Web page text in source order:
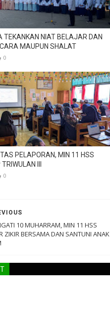
TEKANKAN NIAT BELAJAR DAN
MAUPUN SHALAT
0
PELAPORAN, MIN 11 HSS
III
0
10 MUHARRAM, MIN 11 HSS
ZIKIR BERSAMA DAN SANTUNI ANAK